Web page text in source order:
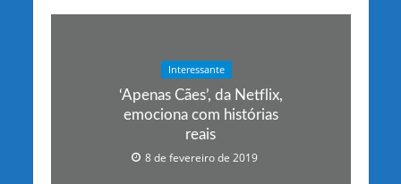
Interessante
‘Apenas Cães’, da Netflix,
emociona com histórias
reais
8 de fevereiro de 2019